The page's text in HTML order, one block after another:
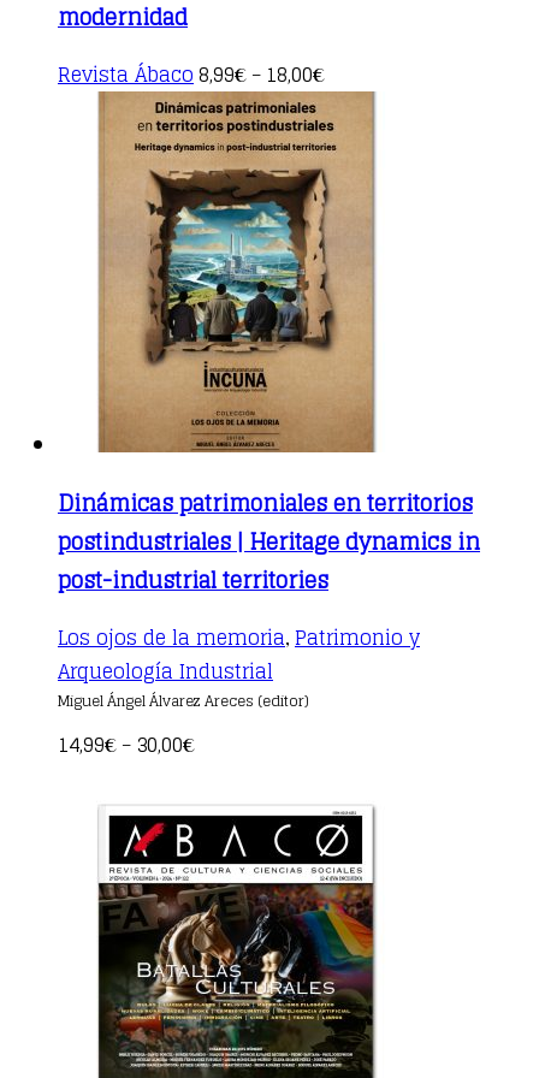
modernidad
Revista Ábaco This
product
has
multiple
variants.
The
options
may
be
chosen
on
the
product
page
8,99€ – 18,00€
Dinámicas patrimoniales en territorios
postindustriales | Heritage dynamics in
post-industrial territories
Los ojos de la memoria, Patrimonio y
Arqueología Industrialproduct
has
may
be
chosen
on
the
product
page
Miguel Ángel Álvarez Areces (editor)
14,99€ – 30,00€